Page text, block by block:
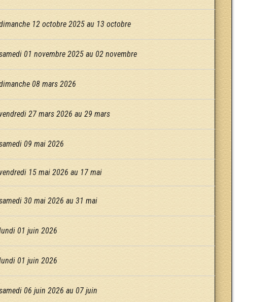
12 octobre 2025 au 13 octobre
01 novembre 2025 au 02 novembre
08 mars 2026
vendredi 27 mars 2026 au 29 mars
09 mai 2026
vendredi 15 mai 2026 au 17 mai
30 mai 2026 au 31 mai
01 juin 2026
01 juin 2026
06 juin 2026 au 07 juin